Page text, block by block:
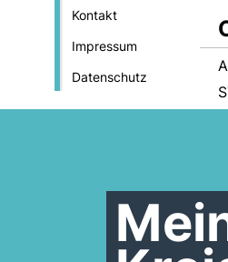
Kontakt
Impressum
Datenschutz